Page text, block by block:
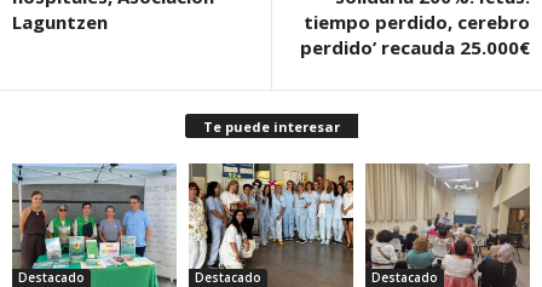
Laguntzen
tiempo perdido, cerebro
perdido’ recauda 25.000€
Te puede interesar
Destacado Destacado Destacado